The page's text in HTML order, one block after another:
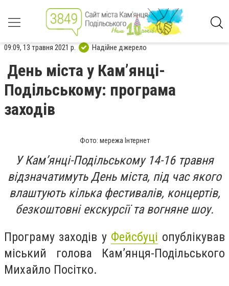
09:09, 13 травня 2021 р. Надійне джерело
День міста у Кам’янці-
Подільcькому: програма
заходів
Фото: мережа Інтернет
У Кам’янці-Подільському 14-16 травня
відзначатимуть День міста, під час якого
влаштують кілька фестивалів, концертів,
безкоштовні екскурсії та вогняне шоу.
Програму заходів у Фейсбуці опублікував
міський голова Кам’янця-Подільського
Михайло Посітко.